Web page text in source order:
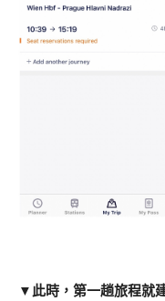
▼此時，第一趟旅程就